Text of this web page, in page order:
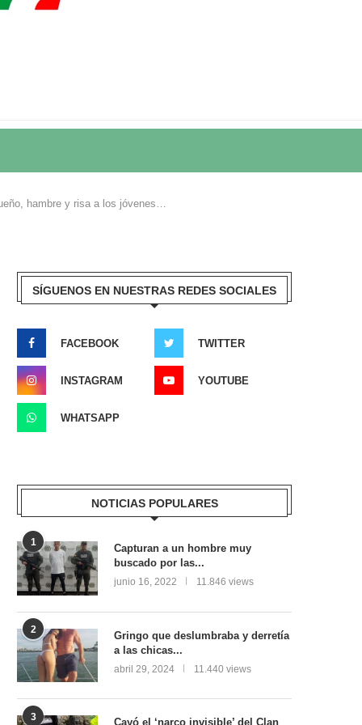
hambre y risa a los jóvenes…
SÍGUENOS EN NUESTRAS REDES SOCIALES
FACEBOOK TWITTER
INSTAGRAM YOUTUBE
WHATSAPP
NOTICIAS POPULARES
1
Capturan a un hombre muy
buscado por las...
junio 16, 2022 11.846 views
2
Gringo que deslumbraba y derretía
a las chicas...
abril 29, 2024 11.440 views
3 Cayó el ‘narco invisible’ del Clan